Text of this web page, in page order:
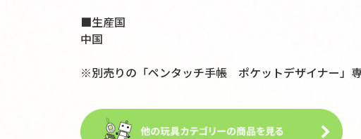
■生産国
中国
※別売りの「ペンタッチ手帳 ポケットデザイナー」